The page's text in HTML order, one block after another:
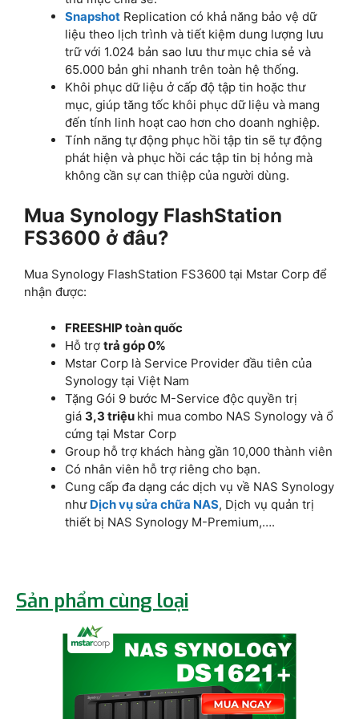
Snapshot Replication có khả năng bảo vệ dữ
liệu theo lịch trình và tiết kiệm dung lượng lưu
trữ với 1.024 bản sao lưu thư mục chia sẻ và
65.000 bản ghi nhanh trên toàn hệ thống.
Khôi phục dữ liệu ở cấp độ tập tin hoặc thư
mục, giúp tăng tốc khôi phục dữ liệu và mang
đến tính linh hoạt cao hơn cho doanh nghiệp.
Tính năng tự động phục hồi tập tin sẽ tự động
phát hiện và phục hồi các tập tin bị hỏng mà
không cần sự can thiệp của người dùng.
Mua Synology FlashStation
FS3600 ở đâu?
Mua Synology FlashStation FS3600 tại Mstar Corp để
nhận được:
FREESHIP toàn quốc
Hỗ trợ trả góp 0%
Mstar Corp là Service Provider đầu tiên của
Synology tại Việt Nam
Tặng Gói 9 bước M-Service độc quyền trị
giá 3,3 triệu khi mua combo NAS Synology và ổ
cứng tại Mstar Corp
Group hỗ trợ khách hàng gần 10,000 thành viên
Có nhân viên hỗ trợ riêng cho bạn.
Cung cấp đa dạng các dịch vụ về NAS Synology
như Dịch vụ sửa chữa NAS, Dịch vụ quản trị
thiết bị NAS Synology M-Premium,….
Sản phẩm cùng loại